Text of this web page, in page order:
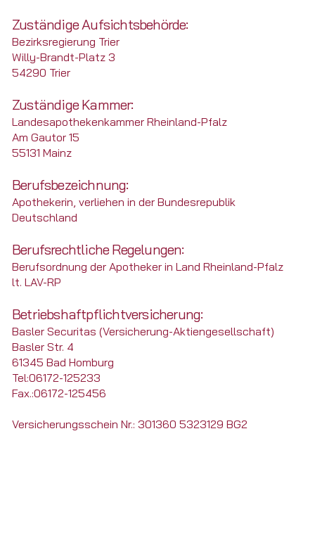
Zuständige Aufsichtsbehörde:
Bezirksregierung Trier
Willy-Brandt-Platz 3
54290 Trier
Zuständige Kammer:
Landesapothekenkammer Rheinland-Pfalz
Am Gautor 15
55131 Mainz
Berufsbezeichnung:
Apothekerin, verliehen in der Bundesrepublik
Deutschland
Berufsrechtliche Regelungen:
Berufsordnung der Apotheker in Land Rheinland-Pfalz
lt. LAV-RP
Betriebshaftpflichtversicherung:
Basler Securitas (Versicherung-Aktiengesellschaft)
Basler Str. 4
61345 Bad Homburg
Tel:06172-125233
Fax.:06172-125456
Versicherungsschein Nr.: 301360 5323129 BG2